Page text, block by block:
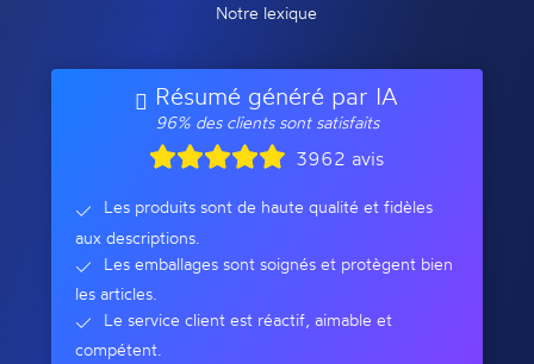
Notre lexique
Résumé généré par IA
96% des clients sont satisfaits
3962 avis
Les produits sont de haute qualité et fidèles
aux descriptions.
Les emballages sont soignés et protègent bien
les articles.
Le service client est réactif, aimable et
compétent.